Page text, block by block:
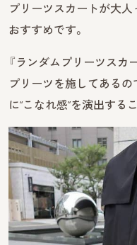
プリーツスカートが大
おすすめです。
『ランダムプリーツスカー
プリーツを施してあるの
に“こなれ感”を演出する